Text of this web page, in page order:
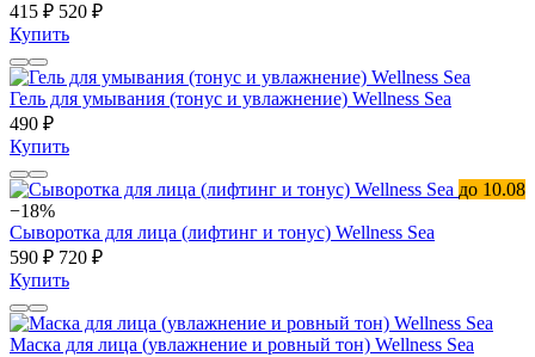
415 ₽ 520 ₽
Купить
Гель для умывания (тонус и увлажнение) Wellness Sea
490 ₽
Купить
до 10.08
−18%
Сыворотка для лица (лифтинг и тонус) Wellness Sea
590 ₽ 720 ₽
Купить
Маска для лица (увлажнение и ровный тон) Wellness Sea